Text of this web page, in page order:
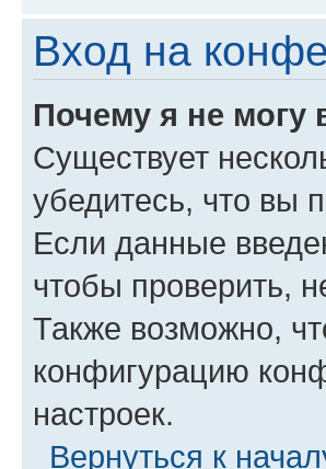
Вход на
Почему я не могу
Существует
убедитесь, что вы
Если данные
чтобы проверить,
Также возможно,
конфигурацию
настроек.
Вернуться к